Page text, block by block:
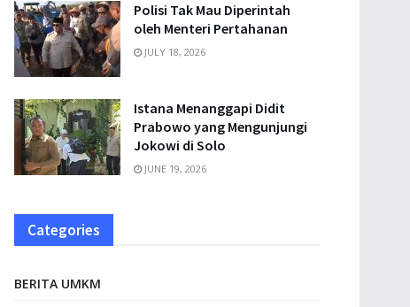
Polisi Tak Mau Diperintah
oleh Menteri Pertahanan
JULY 18, 2026
Istana Menanggapi Didit
Prabowo yang Mengunjungi
Jokowi di Solo
JUNE 19, 2026
Categories
BERITA UMKM